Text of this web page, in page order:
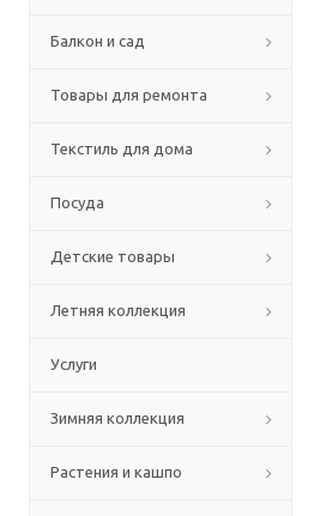
Балкон и сад
Товары для ремонта
Текстиль для дома
Посуда
Детские товары
Летняя коллекция
Услуги
Зимняя коллекция
Растения и кашпо